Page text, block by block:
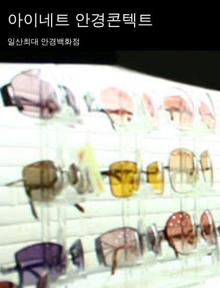
content아이네트 안경콘텍트
일산최대 안경백화점